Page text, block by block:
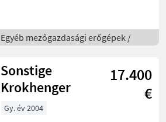
See
en.landbrukssalg.no/9468
Egyéb mezőgazdasági erőgépek /
Sonstige
Krokhenger
17.400
€
Gy. év 2004